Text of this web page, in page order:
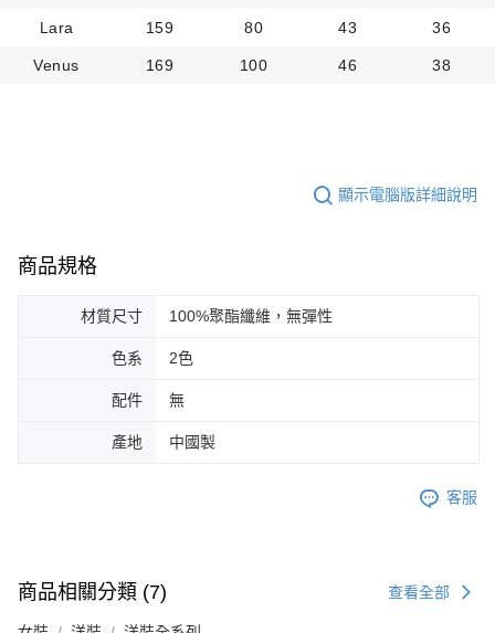
Lara 159 80 43 36
Venus 169 100 46 38
顯示電腦版詳細說明
商品規格
材質尺寸 100%聚酯纖維，無彈性
色系 2色
配件 無
產地 中國製
客服
商品相關分類 (7) 查看全部